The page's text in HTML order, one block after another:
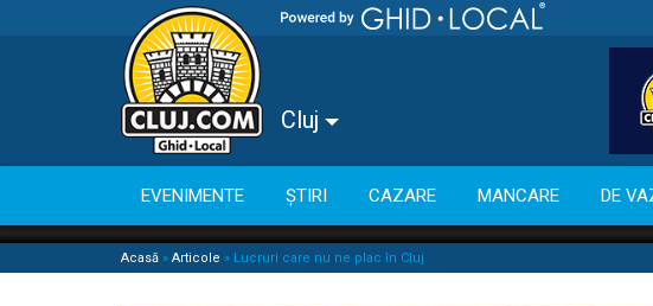
Cluj
EVENIMENTE ȘTIRI CAZARE MANCARE DE
Acasă » Articole » Lucruri care nu ne plac în Cluj